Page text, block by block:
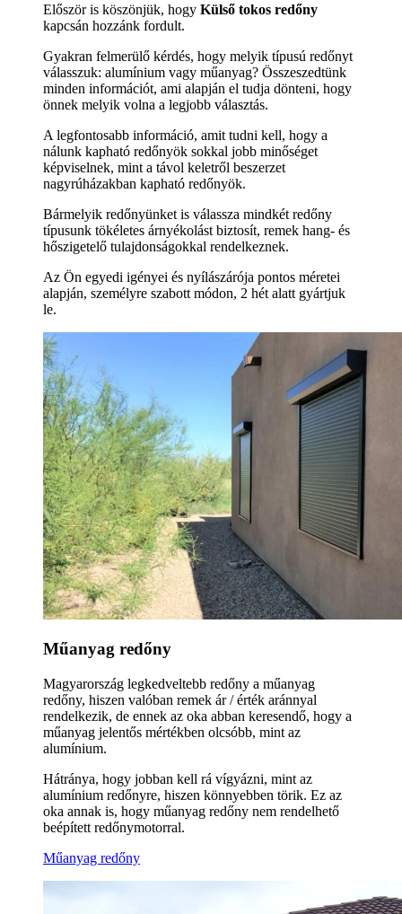
Először is köszönjük, hogy Külső tokos redőny
kapcsán hozzánk fordult.
Gyakran felmerülő kérdés, hogy melyik típusú redőnyt
válasszuk: alumínium vagy műanyag? Összeszedtünk
minden információt, ami alapján el tudja dönteni, hogy
önnek melyik volna a legjobb választás.
A legfontosabb információ, amit tudni kell, hogy a
nálunk kapható redőnyök sokkal jobb minőséget
képviselnek, mint a távol keletről beszerzet
nagyrúházakban kapható redőnyök.
Bármelyik redőnyünket is válassza mindkét redőny
típusunk tökéletes árnyékolást biztosít, remek hang- és
hőszigetelő tulajdonságokkal rendelkeznek.
Az Ön egyedi igényei és nyílászárója pontos méretei
alapján, személyre szabott módon, 2 hét alatt gyártjuk
le.
Műanyag redőny
Magyarország legkedveltebb redőny a műanyag
redőny, hiszen valóban remek ár / érték aránnyal
rendelkezik, de ennek az oka abban keresendő, hogy a
műanyag jelentős mértékben olcsóbb, mint az
alumínium.
Hátránya, hogy jobban kell rá vígyázni, mint az
alumínium redőnyre, hiszen könnyebben törik. Ez az
oka annak is, hogy műanyag redőny nem rendelhető
beépített redőnymotorral.
Műanyag redőny